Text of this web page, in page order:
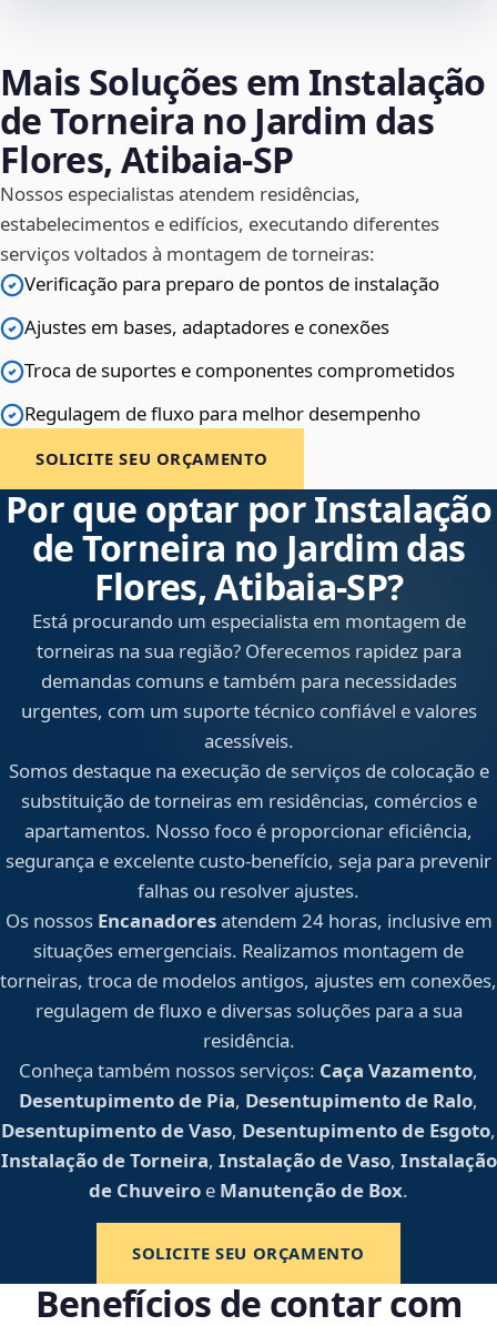
Mais Soluções em Instalação
de Torneira no Jardim das
Flores, Atibaia‑SP
Nossos especialistas atendem residências,
estabelecimentos e edifícios, executando diferentes
serviços voltados à montagem de torneiras:
Verificação para preparo de pontos de instalação
Ajustes em bases, adaptadores e conexões
Troca de suportes e componentes comprometidos
Regulagem de fluxo para melhor desempenho
SOLICITE SEU ORÇAMENTO
Por que optar por Instalação
de Torneira no Jardim das
Flores, Atibaia‑SP?
Está procurando um especialista em montagem de
torneiras na sua região? Oferecemos rapidez para
demandas comuns e também para necessidades
urgentes, com um suporte técnico confiável e valores
acessíveis.
Somos destaque na execução de serviços de colocação e
substituição de torneiras em residências, comércios e
apartamentos. Nosso foco é proporcionar eficiência,
segurança e excelente custo-benefício, seja para prevenir
falhas ou resolver ajustes.
Os nossos Encanadoresatendem 24 horas, inclusive em
situações emergenciais. Realizamos montagem de
torneiras, troca de modelos antigos, ajustes em conexões,
regulagem de fluxo e diversas soluções para a sua
residência.
Conheça também nossos serviços: Caça Vazamento,
Desentupimento de Pia, Desentupimento de Ralo,
Desentupimento de Vaso, Desentupimento de Esgoto,
Instalação de Torneira, Instalação de Vaso, Instalação
de Chuveiro e Manutenção de Box.
SOLICITE SEU ORÇAMENTO
Benefícios de contar com